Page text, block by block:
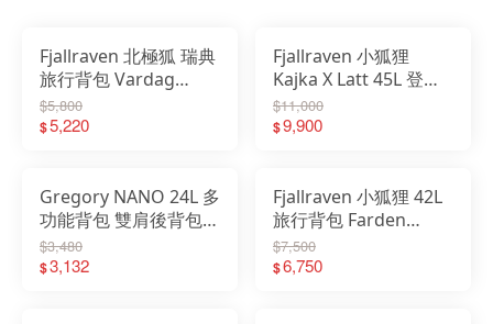
Fjallraven 北極狐 瑞典
旅行背包 Vardag
Splitpack 45L
23200302
$5,800
$5,220
Fjallraven 小狐狸
Kajka X Latt 45L 登山
背包 23200351
23200352
$11,000
$9,900
Gregory NANO 24L 多
功能背包 雙肩後背包
GG153059 GG146837
$3,480
$3,132
Fjallraven 小狐狸 42L
旅行背包 Farden
Carry On Pack
23200303
$7,500
$6,750